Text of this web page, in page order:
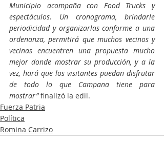
Municipio acompaña con Food Trucks y
espectáculos. Un cronograma, brindarle
periodicidad y organizarlas conforme a una
ordenanza, permitirá que muchos vecinos y
vecinas encuentren una propuesta mucho
mejor donde mostrar su producción, y a la
vez, hará que los visitantes puedan disfrutar
de todo lo que Campana tiene para
mostrar” finalizó la edil.
Fuerza Patria
Política
Romina Carrizo